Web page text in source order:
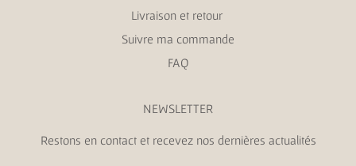
Livraison et retour
Suivre ma commande
FAQ
NEWSLETTER
Restons en contact et recevez nos dernières actualités